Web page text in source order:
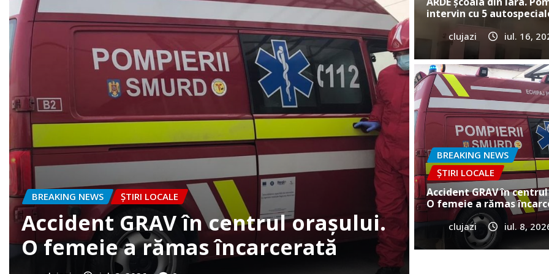
BREAKING NEWS ȘTIRI LOCALE
FOTO. Accident la intrare în Gilău!
clujazi
BREAKING NEWS ȘTIRI
Cum a murit
Vultureni?
clujazi iun. 25, 2026
intervin cu 5
clujazi iul. 16,
BREAKING NEWS
ȘTIRI LOCALE
Accident GRAV în
O femeie a rămas
clujazi iul. 8,